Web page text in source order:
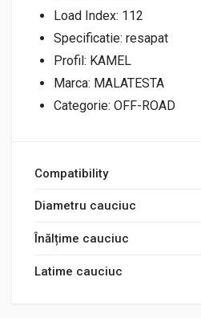
Load Index: 112
Specificatie: resapat
Profil: KAMEL
Marca: MALATESTA
Categorie: OFF-ROAD
Compatibility
Diametru cauciuc
Înălțime cauciuc
Latime cauciuc